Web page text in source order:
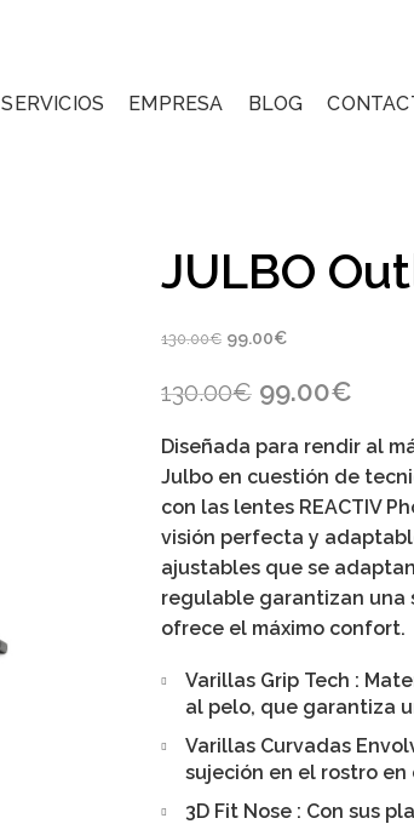
SERVICIOS EMPRESA BLOG
JULBO
130.00€ Original
was:
99.00€Current
is:
130.00€ Original
was:
130.00€.
99.00€
is:
Diseñada para rendir al
Julbo en cuestión de
con las lentes REACTIV
visión perfecta y
ajustables que se
regulable garantizan una
ofrece el máximo confort.
Varillas Grip Tech :
al pelo, que garantiza
Varillas Curvadas
sujeción en el rostro
3D Fit Nose : Con sus